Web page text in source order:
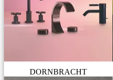
DORNBRACHT